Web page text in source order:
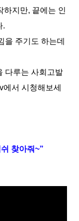
하지만, 끝에는 인
.
을 주기도 하는데
다루는 사회고발
서 시청해보세
찾아줘~”